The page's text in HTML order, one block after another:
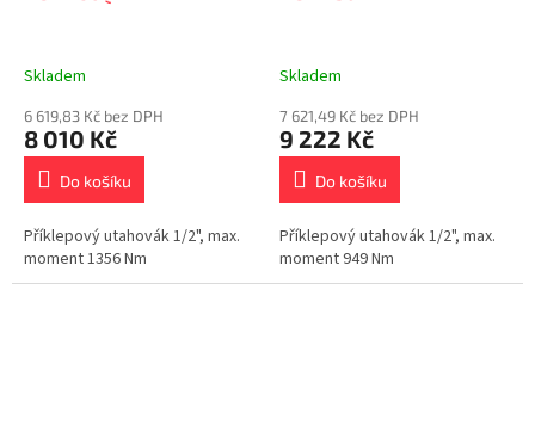
Skladem
6 619,83 Kč bez DPH
8 010 Kč
Do košíku
Příklepový utahovák 1/2", max.
moment 1356 Nm
Skladem
7 621,49 Kč bez DPH
9 222 Kč
Do košíku
Příklepový utahovák 1/2", max.
moment 949 Nm